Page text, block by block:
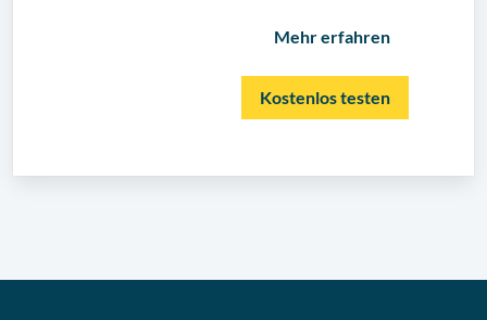
Mehr erfahren
Kostenlos testen